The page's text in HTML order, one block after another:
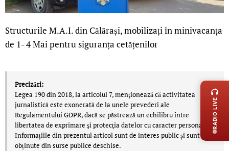
Structurile M.A.I. din Călărași, mobilizați în minivacanța
de 1- 4 Mai pentru siguranța cetățenilor
Precizări:
Legea 190 din 2018, la articolul 7, menţionează că activitatea
jurnalistică este exonerată de la unele prevederi ale
Regulamentului GDPR, dacă se păstrează un echilibru între
libertatea de exprimare şi protecţia datelor cu caracter personal.
Informațiile din prezentul articol sunt de interes public și sunt
obținute din surse publice deschise.
RADIO LIVE